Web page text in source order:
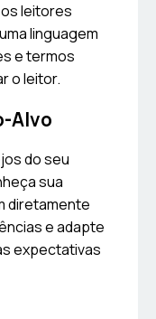
leitores
linguagem
e termos
o leitor.
Alvo
do seu
sua
diretamente
e adapte
expectativas